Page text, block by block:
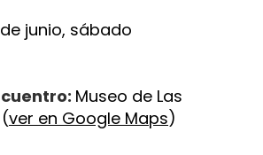
junio, sábado
Museo de Las
ver en Google Maps)